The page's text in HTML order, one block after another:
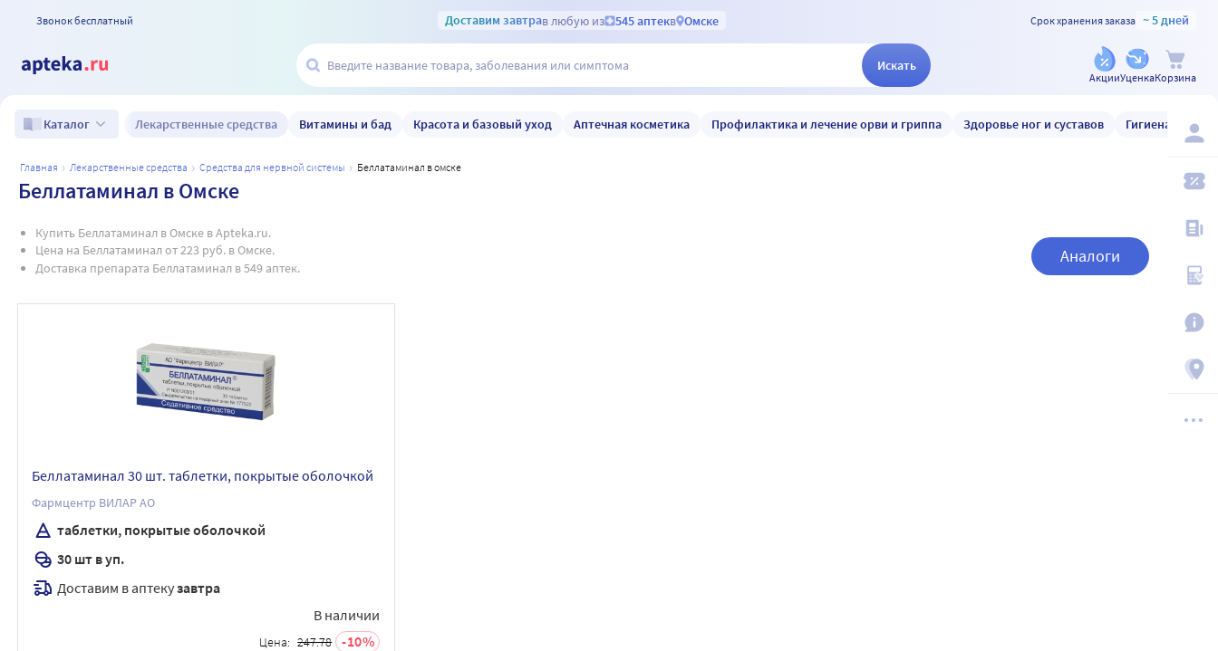
Звонок бесплатный Доставим завтрав любую из 545 аптекв Омске Срок хранения заказа ~ 5 дней
Искать
АкцииУценкаКорзина
Каталог Лекарственные средства Витамины и бад Красота и базовый уход Аптечная косметика Профилактика и лечение орви и гриппа Здоровье ног и суставов Гигиена и уход
главная лекарственные средства средства для нервной системы беллатаминал в омске
Беллатаминал в Омске
Купить Беллатаминал в Омске в Apteka.ru.
Цена на Беллатаминал от 223 руб. в Омске.
Доставка препарата Беллатаминал в 549 аптек.
Аналоги
Беллатаминал 30 шт. таблетки, покрытые оболочкой
Фармцентр ВИЛАР АО
таблетки, покрытые оболочкой
30 шт в уп.
Доставим в аптекузавтра
В наличии
Цена: 247.78 10